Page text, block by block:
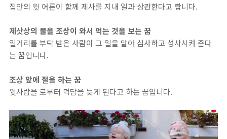
집안의 윗 어른이 함께 제사를 지내 일과 상관한다고 합니다.
제삿상의 물을 조상이 와서 먹는 것을 보는 꿈
일거리를 부탁 받은 사람이 그 일을 맡아 심사하고 성사시켜 준다
는 꿈입니다.
조상 앞에 절을 하는 꿈
윗사람을 로부터 덕담을 늦게 된다고 하는 꿈입니다.